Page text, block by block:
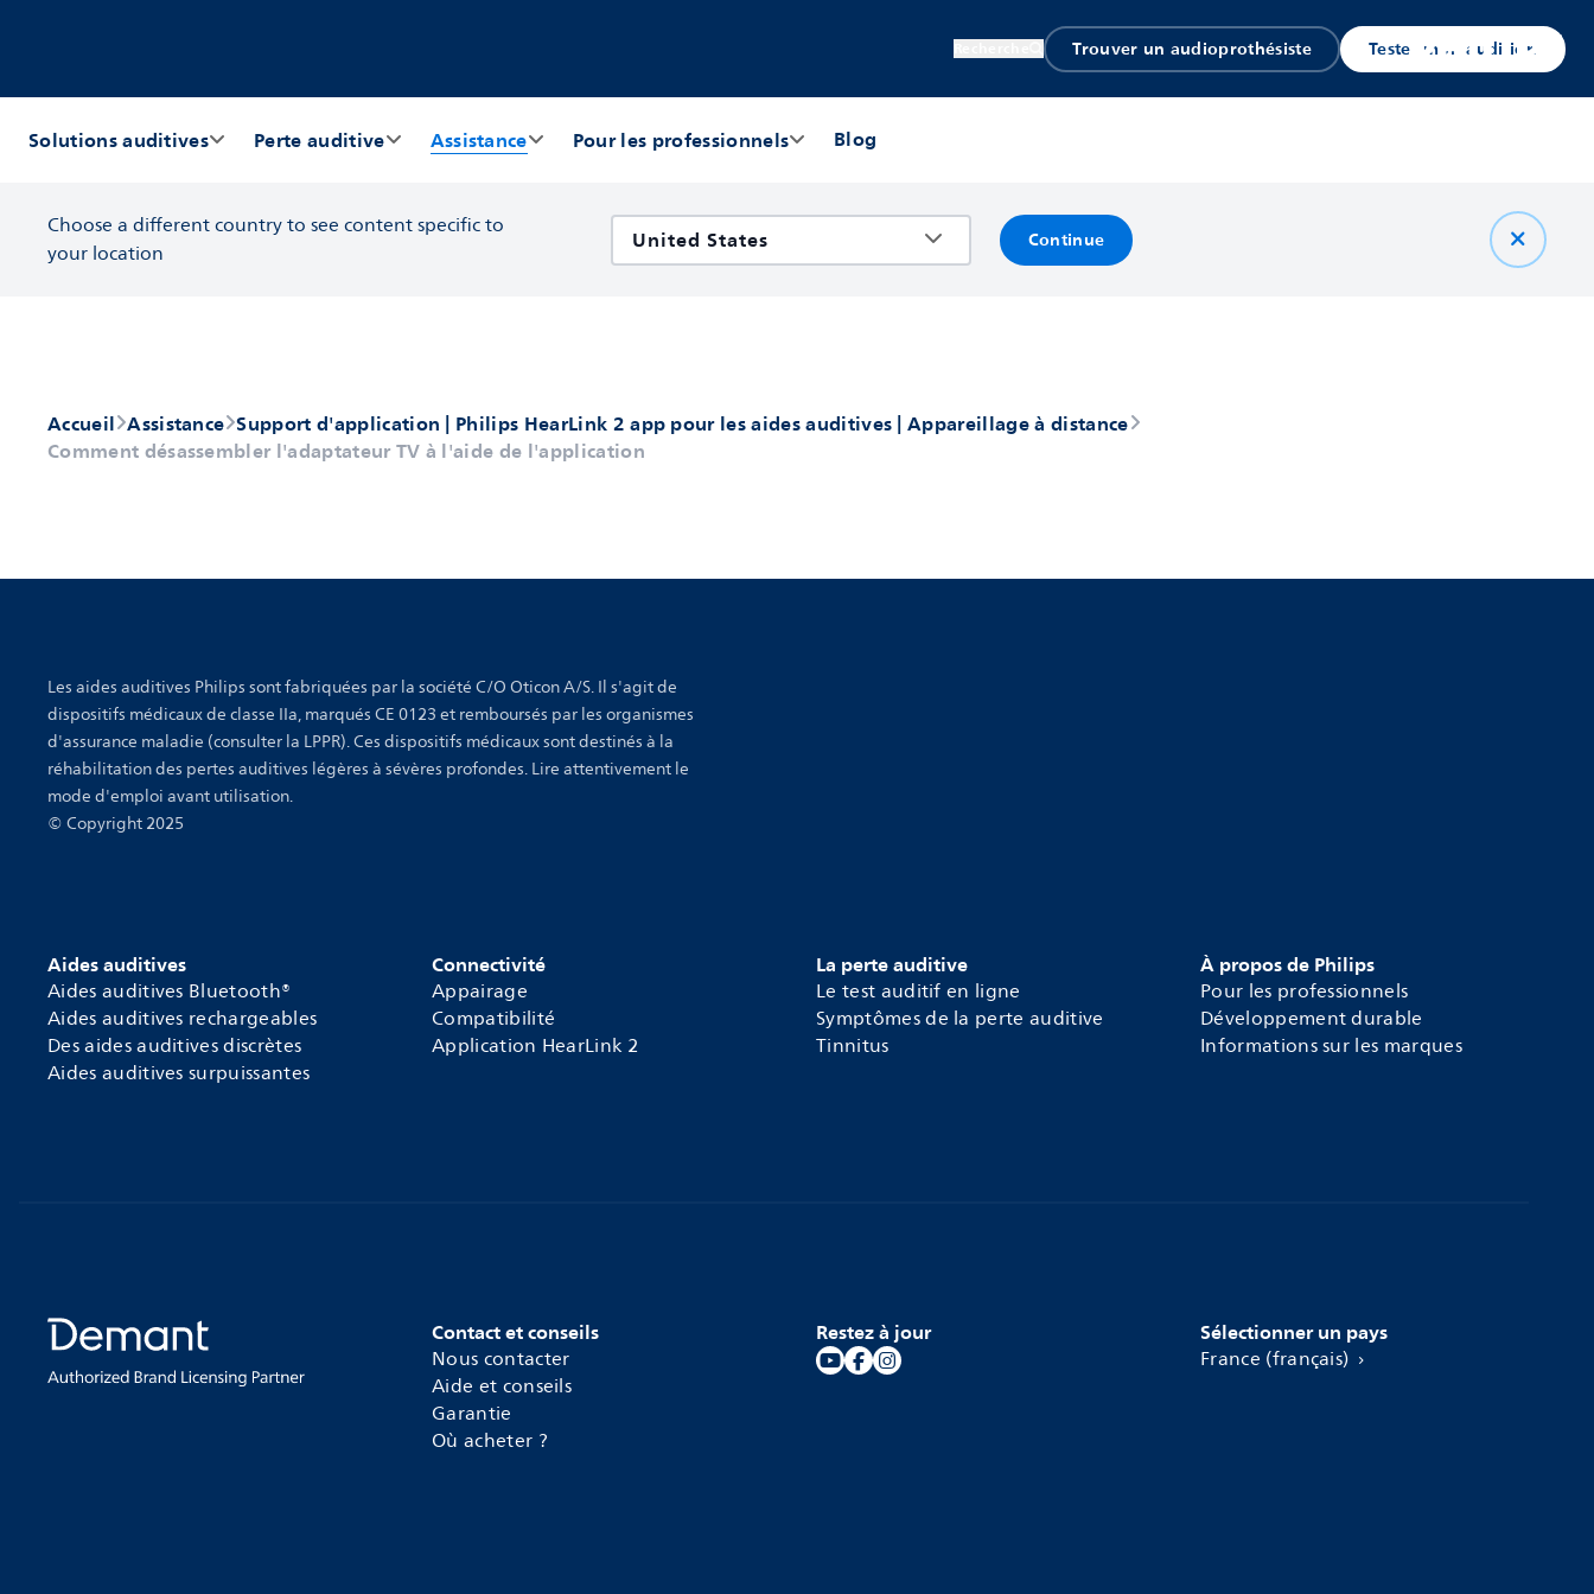
Trouver un audioprothésiste Tester mon audition
Solutions auditives Perte auditive Assistance Pour les professionnels Blog
Choose a different country to see content specific to
your location
Continue
Accueil Assistance Support d'application | Philips HearLink 2 app pour les aides auditives | Appareillage à distance
Comment désassembler l'adaptateur TV à l'aide de l'application
Les aides auditives Philips sont fabriquées par la société C/O Oticon A/S. Il s'agit de
dispositifs médicaux de classe IIa, marqués CE 0123 et remboursés par les organismes
d'assurance maladie (consulter la LPPR). Ces dispositifs médicaux sont destinés à la
réhabilitation des pertes auditives légères à sévères profondes. Lire attentivement le
mode d'emploi avant utilisation.
© Copyright 2025
Aides auditives
Aides auditives Bluetooth®
Aides auditives rechargeables
Des aides auditives discrètes
Aides auditives surpuissantes
Connectivité
Appairage
Compatibilité
Application HearLink 2
La perte auditive
Le test auditif en ligne
Symptômes de la perte auditive
Tinnitus
À propos de Philips
Pour les professionnels
Développement durable
Informations sur les marques
Contact et conseils
Nous contacter
Aide et conseils
Garantie
Où acheter ?
Restez à jour Sélectionner un pays
France (français)